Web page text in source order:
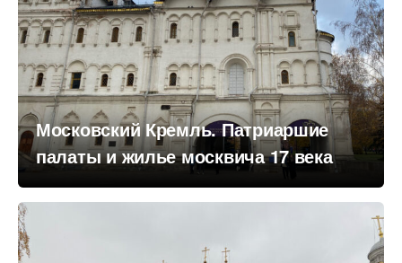
Московский Кремль. Патриаршие
палаты и жилье москвича 17 века